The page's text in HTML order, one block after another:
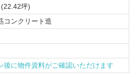
坪)
コンクリート造
後に物件資料がご確認いただけます